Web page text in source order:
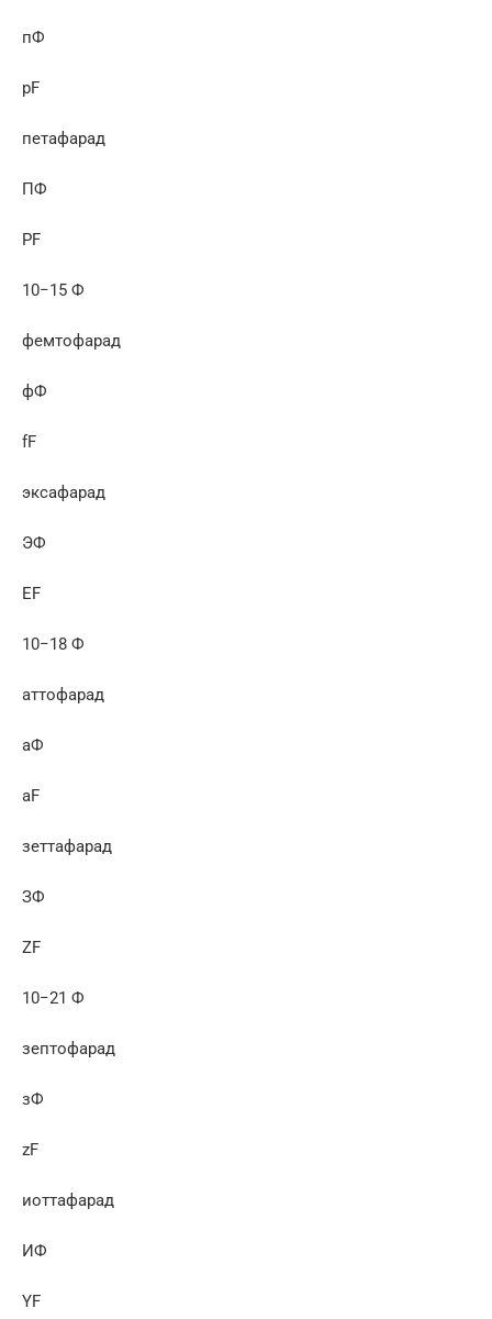
пФ
pF
петафарад
ПФ
PF
10−15 Ф
фемтофарад
фФ
fF
эксафарад
ЭФ
EF
10−18 Ф
аттофарад
аФ
aF
зеттафарад
ЗФ
ZF
10−21 Ф
зептофарад
зФ
zF
иоттафарад
ИФ
YF